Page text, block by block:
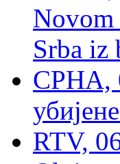
Novom
Srba iz
СРНА,
RTV,